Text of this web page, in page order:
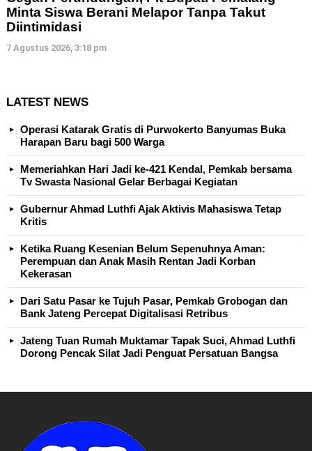
Minta Siswa Berani Melapor Tanpa Takut
Diintimidasi
7 Agustus 2026, 3:18 pm
LATEST NEWS
Operasi Katarak Gratis di Purwokerto Banyumas Buka
Harapan Baru bagi 500 Warga
Memeriahkan Hari Jadi ke-421 Kendal, Pemkab bersama
Tv Swasta Nasional Gelar Berbagai Kegiatan
Gubernur Ahmad Luthfi Ajak Aktivis Mahasiswa Tetap
Kritis
Ketika Ruang Kesenian Belum Sepenuhnya Aman:
Perempuan dan Anak Masih Rentan Jadi Korban
Kekerasan
Dari Satu Pasar ke Tujuh Pasar, Pemkab Grobogan dan
Bank Jateng Percepat Digitalisasi Retribus
Jateng Tuan Rumah Muktamar Tapak Suci, Ahmad Luthfi
Dorong Pencak Silat Jadi Penguat Persatuan Bangsa